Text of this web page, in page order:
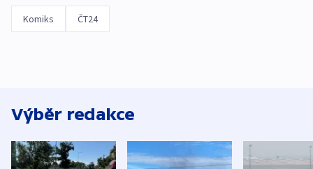
Komiks ČT24
Výběr redakce